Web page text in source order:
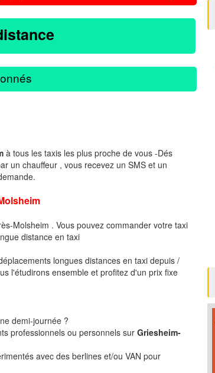
à tous les taxis les plus proche de vous -Dés
un chauffeur , vous recevez un SMS et un
Molsheim . Vous pouvez commander votre taxi
distance en taxi
longues distances en taxi depuis /
l'étudirons ensemble et profitez d'un prix fixe
demi-journée ?
professionnels ou personnels surGriesheim-
avec des berlines et/ou VAN pour